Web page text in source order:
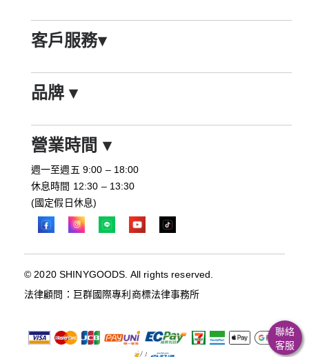
客戶服務▾
品牌▾
營業時間 ▾
週一至週五 9:00 – 18:00
休息時間 12:30 – 13:30
(國定假日休息)
© 2020 SHINYGOODS. All rights reserved.
法律顧問：巨群國際專利商標法律事務所
聯絡
客服